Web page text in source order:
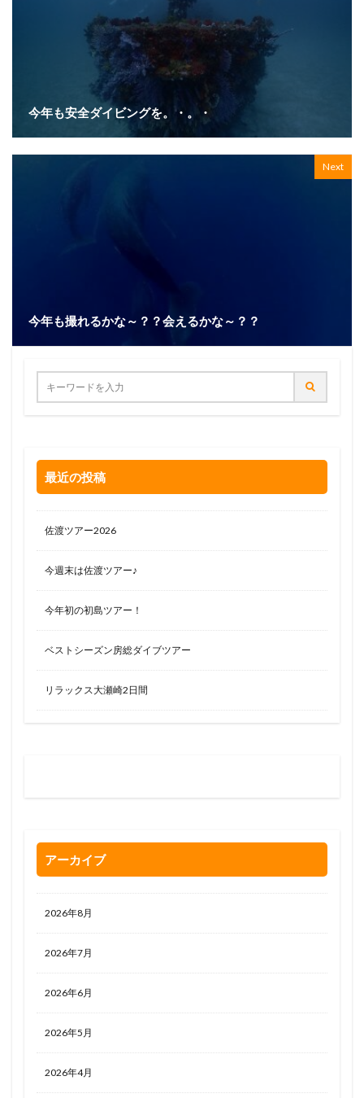
今年も安全ダイビングを。・。・
Next
今年も撮れるかな～？？会えるかな～？？
最近の投稿
佐渡ツアー2026
今週末は佐渡ツアー♪
今年初の初島ツアー！
ベストシーズン房総ダイブツアー
リラックス大瀬崎2日間
アーカイブ
2026年8月
2026年7月
2026年6月
2026年5月
2026年4月